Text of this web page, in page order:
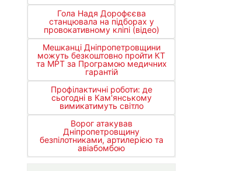
Гола Надя Дорофєєва
станцювала на підборах у
провокативному кліпі (відео)
Мешканці Дніпропетровщини
можуть безкоштовно пройти КТ
та МРТ за Програмою медичних
гарантій
Профілактичні роботи: де
сьогодні в Кам'янському
вимикатимуть світло
Ворог атакував
Дніпропетровщину
безпілотниками, артилерією та
авіабомбою